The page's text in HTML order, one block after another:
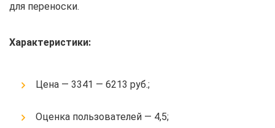
для переноски.
Характеристики:
Цена — 3341 — 6213 руб.;
Оценка пользователей — 4,5;